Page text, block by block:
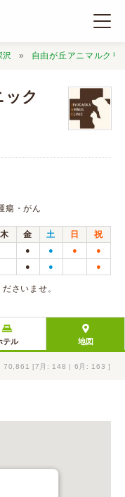
沢 自由が丘アニマルクリ
ク
瘍・がん
木 金 土 日
祝
● ● ● ●
● ● ●
さいませ。
テル 地図
: 70,861 [7月: 148 | 6月: 163 ]